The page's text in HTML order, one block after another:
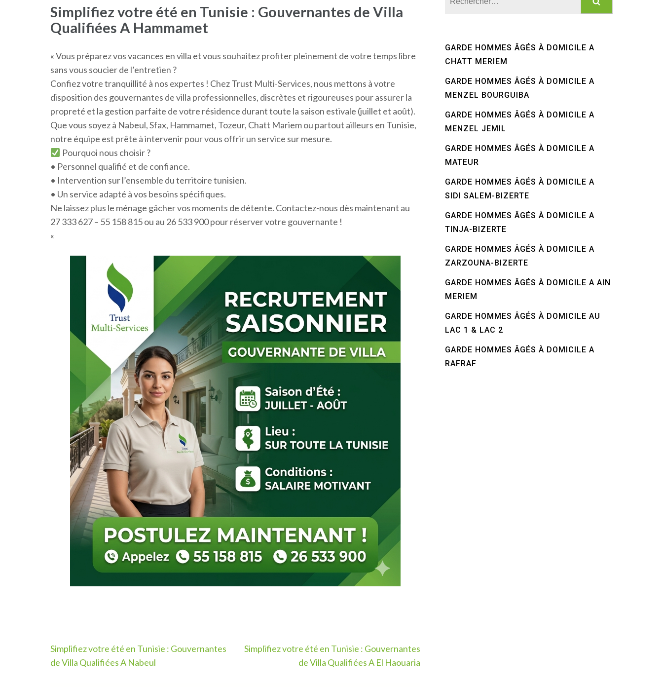
Simplifiez votre été en Tunisie : Gouvernantes de Villa
Qualifiées A Hammamet
« Vous préparez vos vacances en villa et vous souhaitez profiter pleinement de votre temps libre
sans vous soucier de l’entretien ?
Confiez votre tranquillité à nos expertes ! Chez Trust Multi-Services, nous mettons à votre
disposition des gouvernantes de villa professionnelles, discrètes et rigoureuses pour assurer la
propreté et la gestion parfaite de votre résidence durant toute la saison estivale (juillet et août).
Que vous soyez à Nabeul, Sfax, Hammamet, Tozeur, Chatt Mariem ou partout ailleurs en Tunisie,
notre équipe est prête à intervenir pour vous offrir un service sur mesure.
Pourquoi nous choisir ?
• Personnel qualifié et de confiance.
• Intervention sur l’ensemble du territoire tunisien.
• Un service adapté à vos besoins spécifiques.
Ne laissez plus le ménage gâcher vos moments de détente. Contactez-nous dès maintenant au
27 333 627 – 55 158 815 ou au 26 533 900 pour réserver votre gouvernante !
«
Navigation
de
Simplifiez votre été en Tunisie : Gouvernantes
de Villa Qualifiées A Nabeul
Simplifiez votre été en Tunisie : Gouvernantes
de Villa Qualifiées A El Haouaria
GARDE HOMMES ÂGÉS À DOMICILE A
CHATT MERIEM
GARDE HOMMES ÂGÉS À DOMICILE A
MENZEL BOURGUIBA
GARDE HOMMES ÂGÉS À DOMICILE A
MENZEL JEMIL
GARDE HOMMES ÂGÉS À DOMICILE A
MATEUR
GARDE HOMMES ÂGÉS À DOMICILE A
SIDI SALEM-BIZERTE
GARDE HOMMES ÂGÉS À DOMICILE A
TINJA-BIZERTE
GARDE HOMMES ÂGÉS À DOMICILE A
ZARZOUNA-BIZERTE
GARDE HOMMES ÂGÉS À DOMICILE A AIN
MERIEM
GARDE HOMMES ÂGÉS À DOMICILE AU
LAC 1 & LAC 2
GARDE HOMMES ÂGÉS À DOMICILE A
RAFRAF